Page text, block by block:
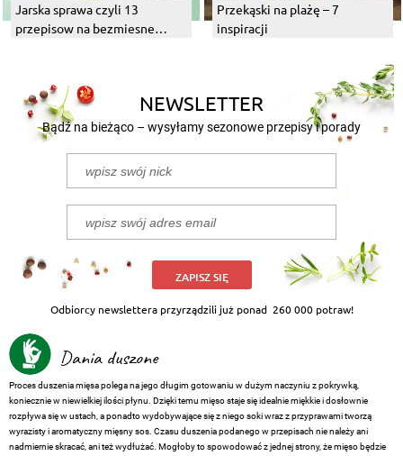
Jarska sprawa czyli 13
przepisow na bezmiesne
Przekąski na plażę – 7
inspiracji
NEWSLETTER
Bądź na bieżąco – wysyłamy sezonowe przepisy i porady
ZAPISZ SIĘ
Odbiorcy newslettera przyrządzili już ponad 260 000 potraw!
Dania duszone
Proces duszenia mięsa polega na jego długim gotowaniu w dużym naczyniu z pokrywką,
koniecznie w niewielkiej ilości płynu. Dzięki temu mięso staje się idealnie miękkie i dosłownie
rozpływa się w ustach, a ponadto wydobywające się z niego soki wraz z przyprawami tworzą
wyrazisty i aromatyczny mięsny sos. Czasu duszenia podanego w przepisach nie należy ani
nadmiernie skracać, ani też wydłużać. Mogłoby to spowodować z jednej strony, że mięso będzie